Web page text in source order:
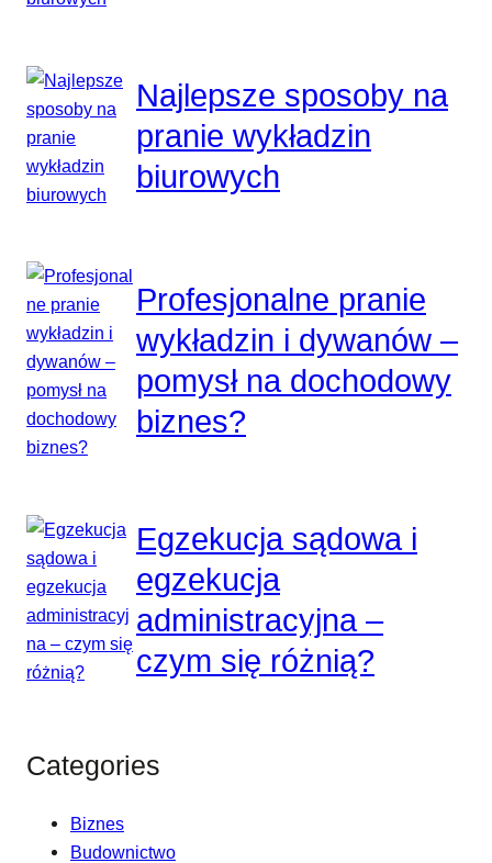
Najlepsze sposoby na
pranie wykładzin
biurowych
Profesjonalne pranie
wykładzin i dywanów –
pomysł na dochodowy
biznes?
Egzekucja sądowa i
egzekucja
administracyjna –
czym się różnią?
Categories
Biznes
Budownictwo